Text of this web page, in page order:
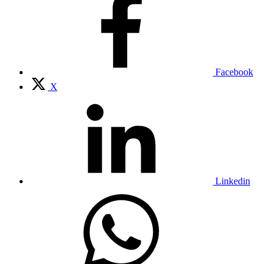
Facebook
X
Linkedin